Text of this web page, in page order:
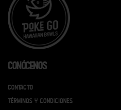
Conócenos
Contacto
Términos y condiciones